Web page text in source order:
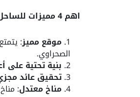
اهم 4 مميزات للساحل الشمالي
موقع مميز:
الصحراوي.
بنية تحتية
تحقيق عائد
مناخ معتدل: